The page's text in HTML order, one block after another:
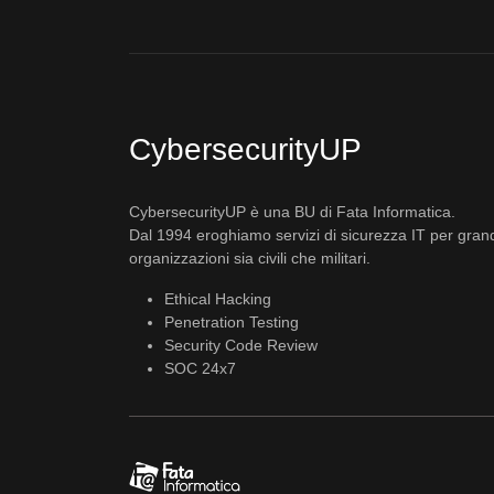
CybersecurityUP
CybersecurityUP è una BU di Fata Informatica.
Dal 1994 eroghiamo servizi di sicurezza IT per
organizzazioni sia civili che militari.
Ethical Hacking
Penetration Testing
Security Code Review
SOC 24x7